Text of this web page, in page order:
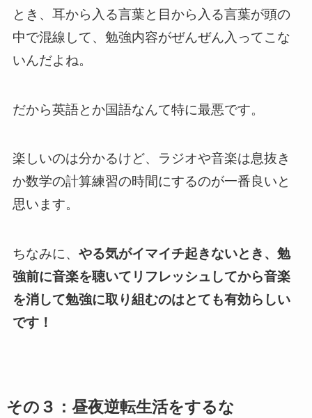
とき、耳から入る言葉と目から入る言葉が頭の
中で混線して、勉強内容がぜんぜん入ってこな
いんだよね。
だから英語とか国語なんて特に最悪です。
楽しいのは分かるけど、ラジオや音楽は息抜き
か数学の計算練習の時間にするのが一番良いと
思います。
ちなみに、 やる気がイマイチ起きないとき、勉
強前に音楽を聴いてリフレッシュしてから音楽
を消して勉強に取り組むのはとても有効らしい
です！
その３：昼夜逆転生活をするな